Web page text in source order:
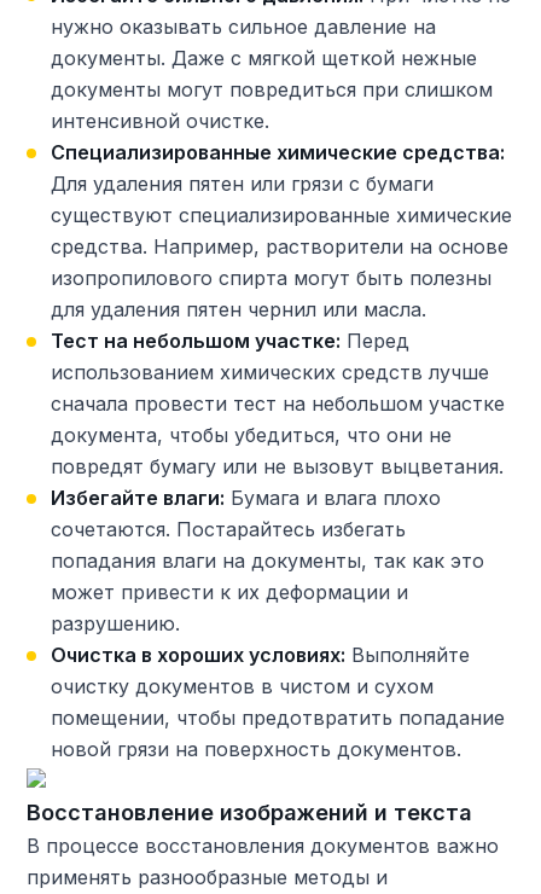
нужно оказывать сильное давление на
документы. Даже с мягкой щеткой нежные
документы могут повредиться при слишком
интенсивной очистке.
Специализированные химические средства:
Для удаления пятен или грязи с бумаги
существуют специализированные химические
средства. Например, растворители на основе
изопропилового спирта могут быть полезны
для удаления пятен чернил или масла.
Тест на небольшом участке: Перед
использованием химических средств лучше
сначала провести тест на небольшом участке
документа, чтобы убедиться, что они не
повредят бумагу или не вызовут выцветания.
Избегайте влаги: Бумага и влага плохо
сочетаются. Постарайтесь избегать
попадания влаги на документы, так как это
может привести к их деформации и
разрушению.
Очистка в хороших условиях: Выполняйте
очистку документов в чистом и сухом
помещении, чтобы предотвратить попадание
новой грязи на поверхность документов.
Восстановление изображений и текста
В процессе восстановления документов важно
применять разнообразные методы и